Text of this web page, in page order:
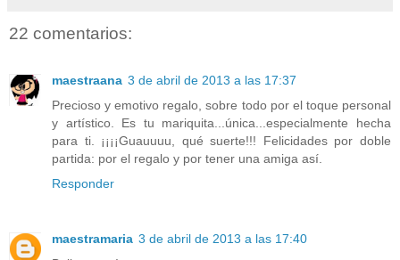
22 comentarios:
maestraana 3 de abril de 2013 a las 17:37
Precioso y emotivo regalo, sobre todo por el toque personal
y artístico. Es tu mariquita...única...especialmente hecha
para ti. ¡¡¡¡Guauuuu, qué suerte!!! Felicidades por doble
partida: por el regalo y por tener una amiga así.
Responder
maestramaria 3 de abril de 2013 a las 17:40